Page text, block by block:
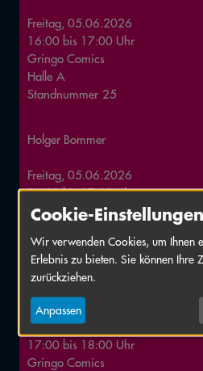
Freitag, 05.06.2026
16:00 bis 17:00 Uhr
Gringo Comics
Halle A
Standnummer 25
Holger Bommer
Freitag, 05.06.2026
16:00bis17:00Uhr
Gringo Comics
Standnummer 25
Freitag, 05.06.2026
17:00 bis 18:00 Uhr
Gringo Comics
Cookie-Einstellungen
Wir verwenden Cookies, um Ihnen
Erlebnis zu bieten. Sie können Ihre
zurückziehen.
Anpassen